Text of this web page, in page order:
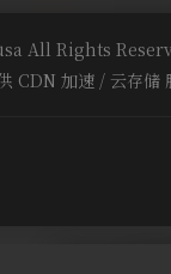
All Rights
CDN 加速 / 云存储